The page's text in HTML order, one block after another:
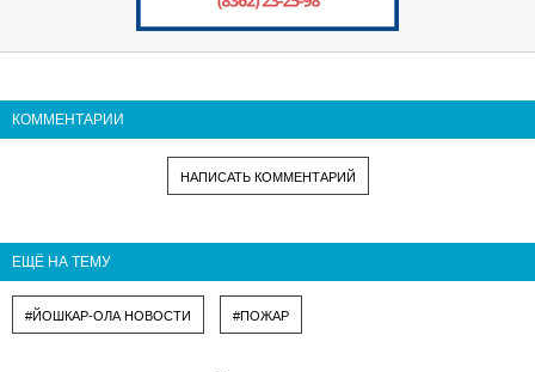
КОММЕНТАРИИ
НАПИСАТЬ КОММЕНТАРИЙ
ЕЩЁ НА ТЕМУ
#ЙОШКАР-ОЛА НОВОСТИ #ПОЖАР